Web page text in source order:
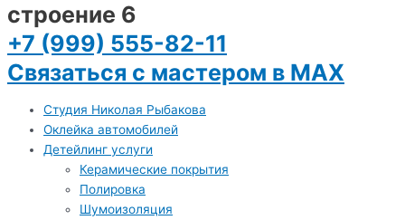
строение 6
+7 (999) 555-82-11
Связаться с мастером в MAX
Студия Николая Рыбакова
Оклейка автомобилей
Детейлинг услуги
Керамические покрытия
Полировка
Шумоизоляция